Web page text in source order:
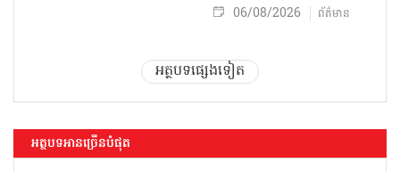
06/08/2026 ព័ត៌មាន
អត្ថបទផ្សេងទៀត
អត្ថបទអានច្រើនបំផុត